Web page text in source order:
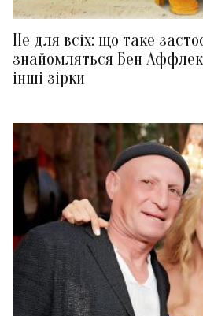
Не для всіх: що таке
знайомляться Бен
інші зірки